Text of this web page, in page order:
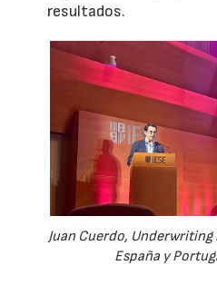
resultados.
Juan Cuerdo, Underwriting
España y